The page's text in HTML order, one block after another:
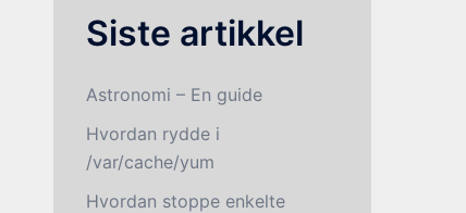
Siste artikkel
Astronomi – En guide
Hvordan rydde i
/var/cache/yum
Hvordan stoppe enkelte